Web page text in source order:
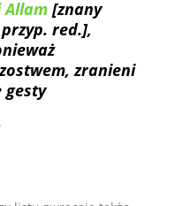
Allam [znany
red.],
zranieni
gesty